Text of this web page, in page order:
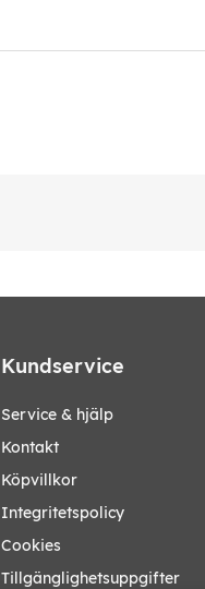
Kundservice
Service & hjälp
Kontakt
Köpvillkor
Integritetspolicy
Cookies
Tillgänglighetsuppgifter